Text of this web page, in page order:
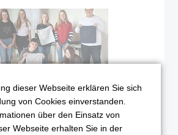
präsentiert ihre
für Verkauf
dieser Webseite erklären Sie sich
von Cookies einverstanden.
über den Einsatz von
Webseite erhalten Sie in der